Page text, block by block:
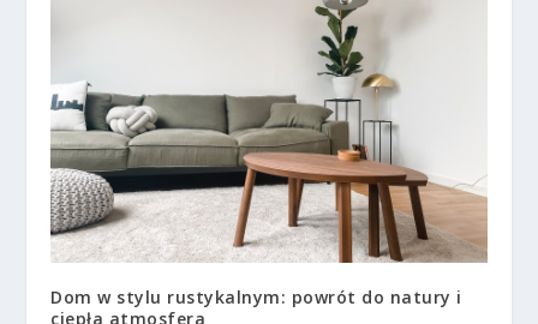
Dom w stylu rustykalnym: powrót do natury i
ciepła atmosfera